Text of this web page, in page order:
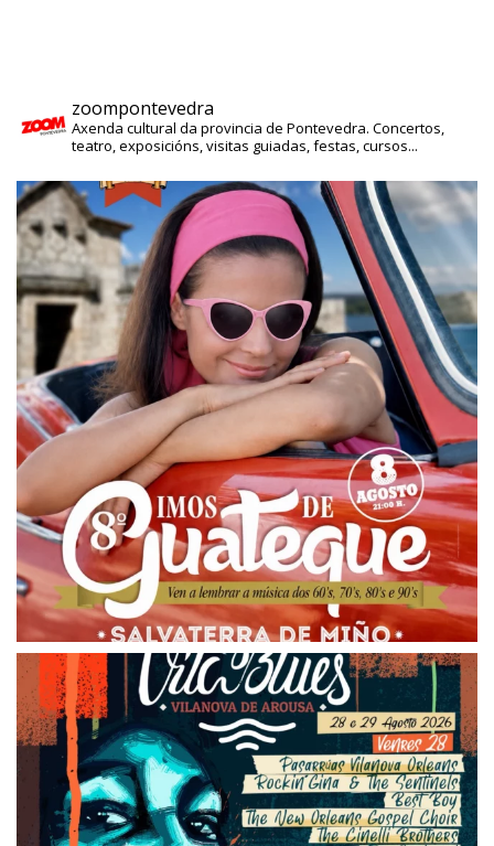
zoompontevedra
Axenda cultural da provincia de Pontevedra. Concertos,
teatro, exposicións, visitas guiadas, festas, cursos...